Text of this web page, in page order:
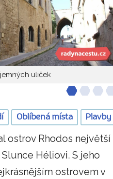
uliček
Oblíbená místa Plavby
ostrov Rhodos největší
Héliovi. S jeho
ostrovem v